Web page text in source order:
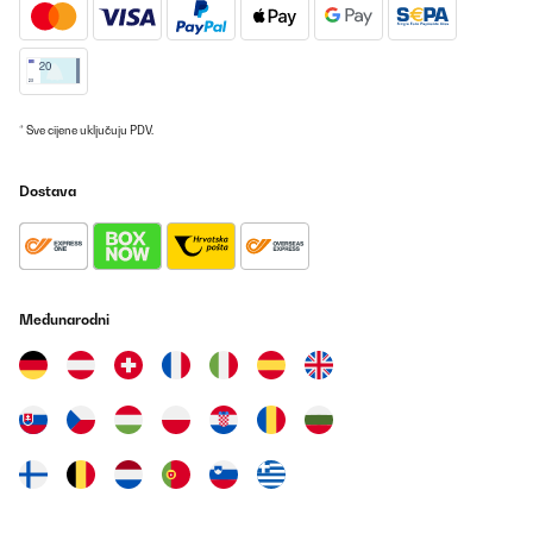
* Sve cijene uključuju PDV.
Dostava
Međunarodni